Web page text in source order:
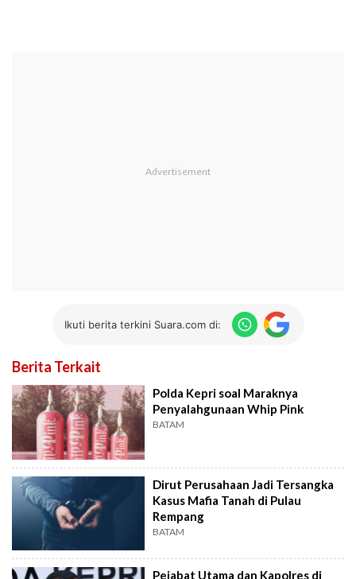
Ikuti berita terkini Suara.com di:
Berita Terkait
Polda Kepri soal Maraknya
Penyalahgunaan Whip Pink
BATAM
Dirut Perusahaan Jadi Tersangka
Kasus Mafia Tanah di Pulau
Rempang
BATAM
Pejabat Utama dan Kapolres di